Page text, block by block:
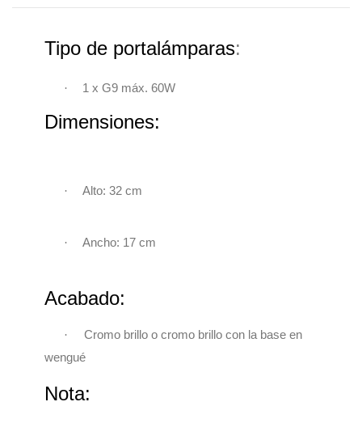
Tipo de portalámparas:
· 1 x G9 máx. 60W
Dimensiones:
· Alto: 32 cm
· Ancho: 17 cm
Acabado:
· Cromo brillo o cromo brillo con la base en
wengué
Nota: